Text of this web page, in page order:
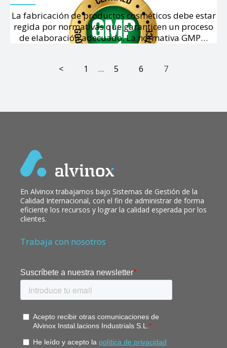
La fabricación de productos cosméticos debe estar
regida por normativas que garanticen un proceso
de elaboración adecuado. La normativa GMP…
< 1 … 5 6 7
En Alvinox trabajamos bajo Sistemas de Gestión de la
Calidad Internacional, con el fin de administrar de forma
eficiente los recursos y lograr la calidad esperada por los
clientes.
Trabaja con nosotros